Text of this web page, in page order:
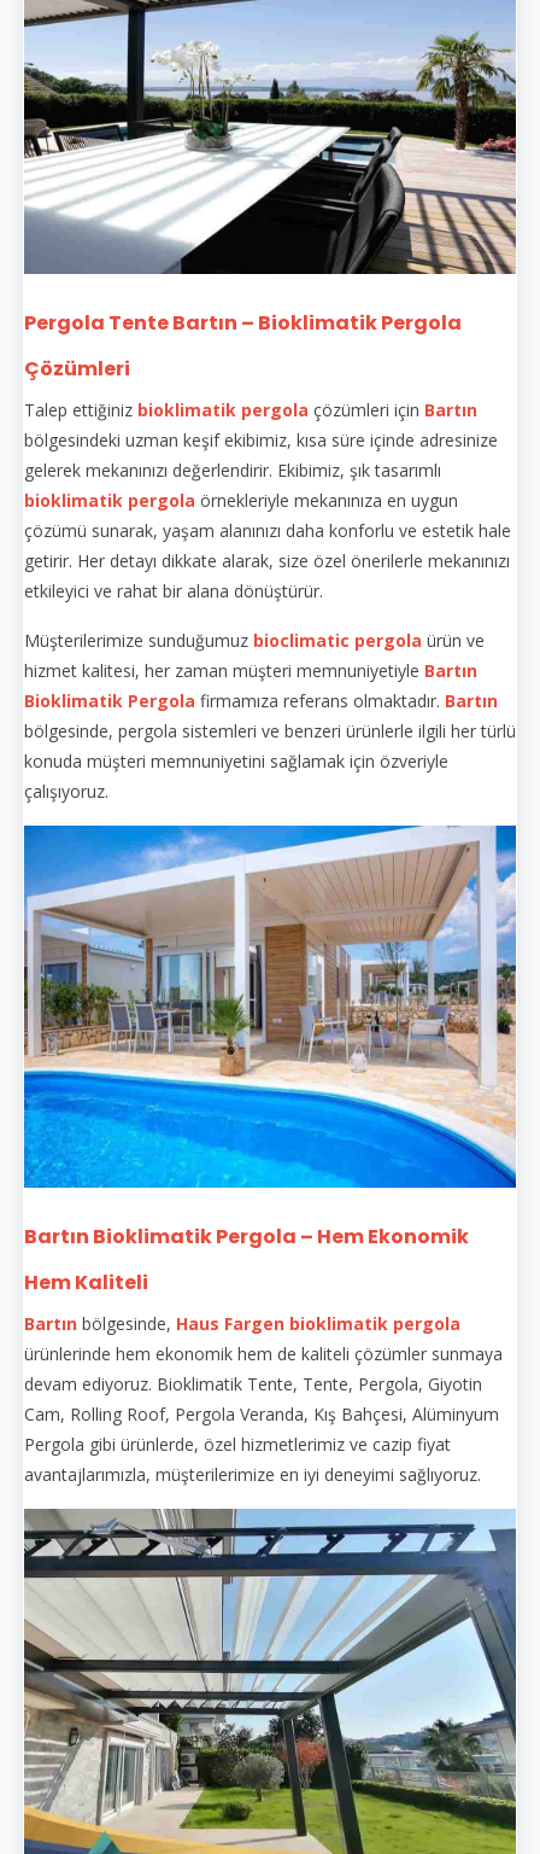
Pergola Tente Bartın – Bioklimatik Pergola
Çözümleri
Talep ettiğiniz bioklimatik pergola çözümleri için Bartın
bölgesindeki uzman keşif ekibimiz, kısa süre içinde adresinize
gelerek mekanınızı değerlendirir. Ekibimiz, şık tasarımlı
bioklimatik pergola örnekleriyle mekanınıza en uygun
çözümü sunarak, yaşam alanınızı daha konforlu ve estetik hale
getirir. Her detayı dikkate alarak, size özel önerilerle mekanınızı
etkileyici ve rahat bir alana dönüştürür.
Müşterilerimize sunduğumuz bioclimatic pergola ürün ve
hizmet kalitesi, her zaman müşteri memnuniyetiyle Bartın
Bioklimatik Pergola firmamıza referans olmaktadır. Bartın
bölgesinde, pergola sistemleri ve benzeri ürünlerle ilgili her türlü
konuda müşteri memnuniyetini sağlamak için özveriyle
çalışıyoruz.
Bartın Bioklimatik Pergola – Hem Ekonomik
Hem Kaliteli
Bartın bölgesinde, Haus Fargen bioklimatik pergola
ürünlerinde hem ekonomik hem de kaliteli çözümler sunmaya
devam ediyoruz. Bioklimatik Tente, Tente, Pergola, Giyotin
Cam, Rolling Roof, Pergola Veranda, Kış Bahçesi, Alüminyum
Pergola gibi ürünlerde, özel hizmetlerimiz ve cazip fiyat
avantajlarımızla, müşterilerimize en iyi deneyimi sağlıyoruz.